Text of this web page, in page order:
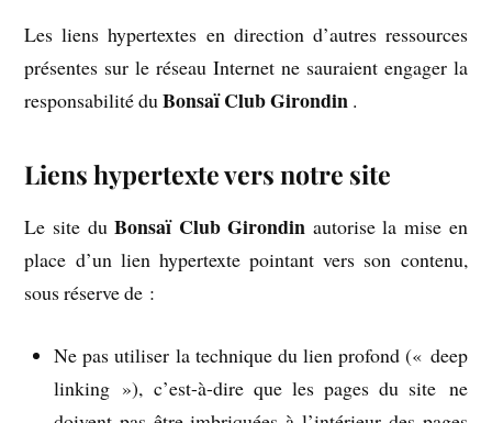
Les liens hypertextes en direction d’autres ressources
présentes sur le réseau Internet ne sauraient engager la
responsabilité duBonsaï Club Girondin .
Liens hypertexte vers notre site
Le site duBonsaï Club Girondin autorise la mise en
place d’un lien hypertexte pointant vers son contenu,
sous réserve de :
Ne pas utiliser la technique du lien profond (« deep
linking »), c’est-à-dire que les pages du site ne